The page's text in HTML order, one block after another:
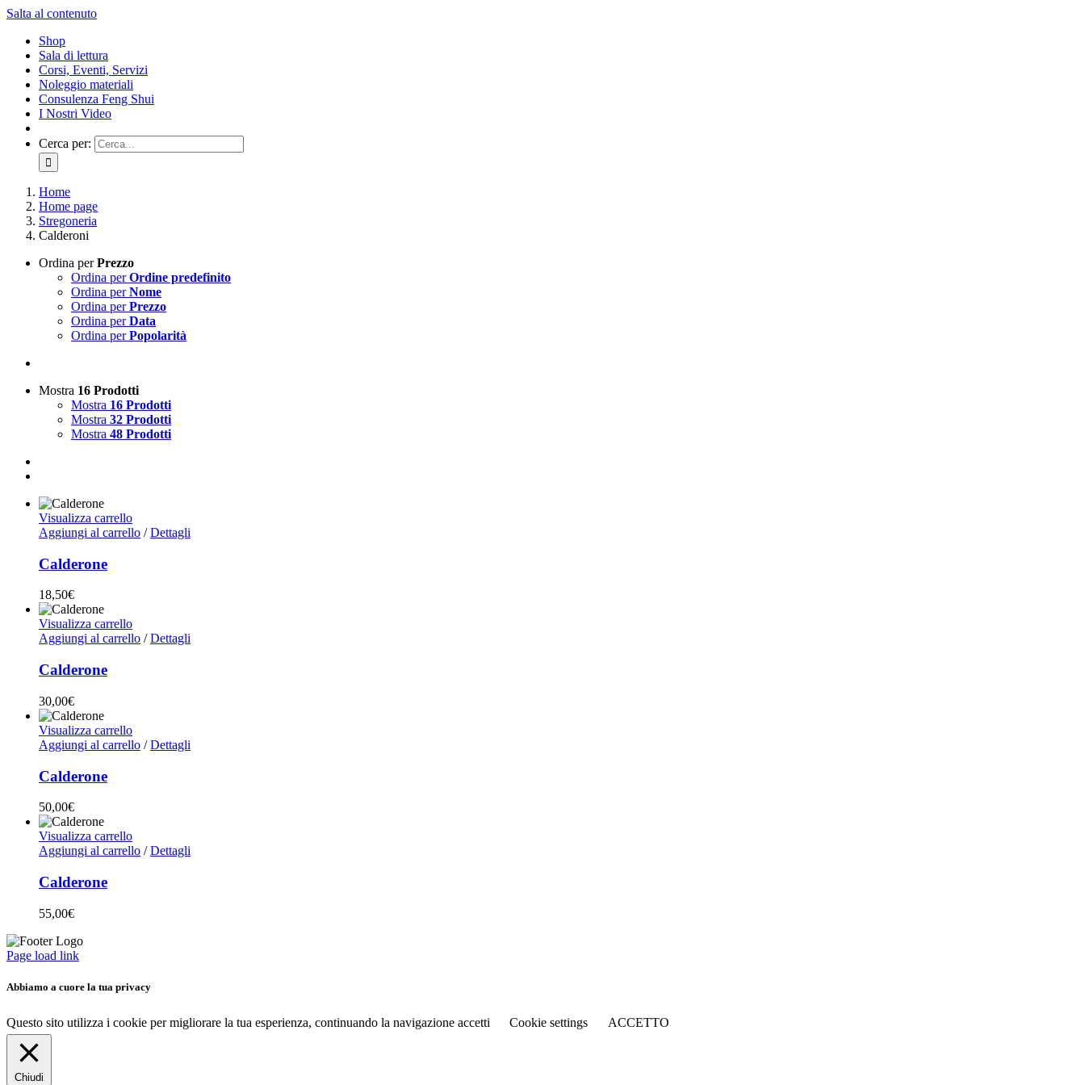
Salta al contenuto
Shop
Sala di lettura
Corsi, Eventi, Servizi
Noleggio materiali
Consulenza Feng Shui
I Nostri Video
Cerca per:
Home
Home page
Stregoneria
Calderoni
Ordina perPrezzo
Ordina perOrdine predefinito
Ordina perNome
Ordina perPrezzo
Ordina perData
Ordina perPopolarità
Mostra 16 Prodotti
Mostra 16 Prodotti
Mostra 32 Prodotti
Mostra 48 Prodotti
Visualizza carrello
Aggiungi al carrello / Dettagli
Calderone
18,50€
Visualizza carrello
Aggiungi al carrello / Dettagli
Calderone
30,00€
Visualizza carrello
Aggiungi al carrello / Dettagli
Calderone
50,00€
Visualizza carrello
Aggiungi al carrello / Dettagli
Calderone
55,00€
Page load link
Abbiamo a cuore la tua privacy
Questo sito utilizza i cookie per migliorare la tua esperienza, continuando la navigazione accetti Cookie settings ACCETTO
Chiudi